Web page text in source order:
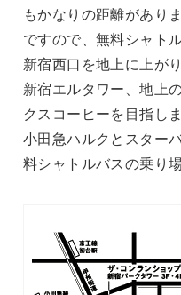
もかなりの距離がありま
ですので、無料シャト
新宿西口を地上に上がり
新宿エルタワー、地上
クスコーヒーを目指しま
小田急ハルクとスター
料シャトルバスの乗り